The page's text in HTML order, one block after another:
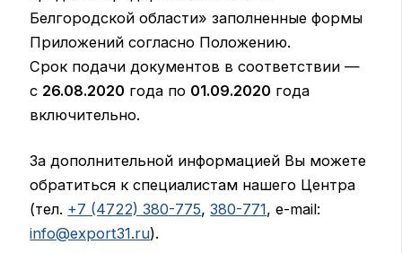
Белгородской области» заполненные формы
Приложений согласно Положению.
Срок подачи документов в соответствии —
с 26.08.2020 года по 01.09.2020 года
включительно.
За дополнительной информацией Вы можете
обратиться к специалистам нашего Центра
(тел. +7 (4722) 380-775,380-771, e-mail:
info@export31.ru).